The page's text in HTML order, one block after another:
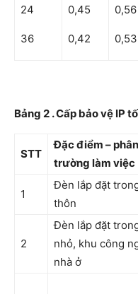
24
36
0,45
0,42
0,56
0,53
Bảng 2 . Cấp bảo vệ IP
STT
Đặc điểm –
trường làm việc
1
Đèn lắp đặt
thôn
2
Đèn lắp đặt
nhỏ, khu công
nhà ở